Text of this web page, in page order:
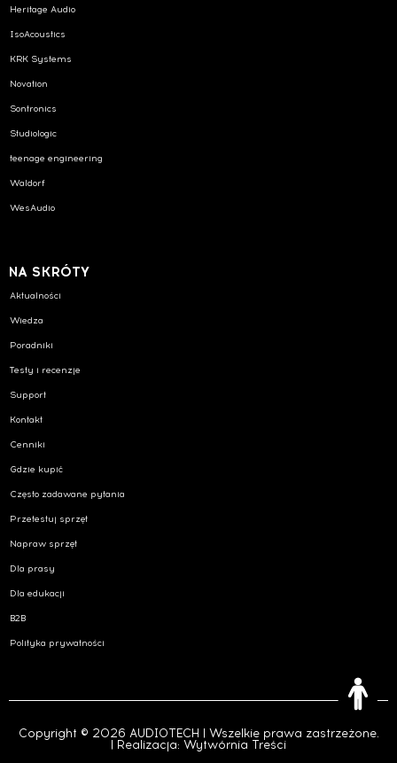
Heritage Audio
IsoAcoustics
KRK Systems
Novation
Sontronics
Studiologic
teenage engineering
Waldorf
WesAudio
NA SKRÓTY
Aktualności
Wiedza
Poradniki
Testy i recenzje
Support
Kontakt
Cenniki
Gdzie kupić
Często zadawane pytania
Przetestuj sprzęt
Napraw sprzęt
Dla prasy
Dla edukacji
B2B
Polityka prywatności
Copyright © 2026 AUDIOTECH | Wszelkie prawa zastrzeżone.
| Realizacja: Wytwórnia Treści